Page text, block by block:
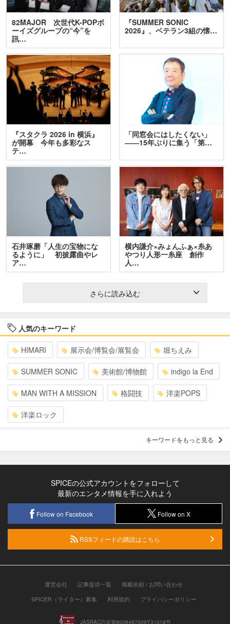
82MAJOR 次世代K-POPボ
ーイズグループの“今”を
訊…
『SUMMER SONIC
2026』、ベテラン3組の懐…
『スタクラ 2026 in 横浜』
が開幕 今年も多彩なス
テ…
「同窓会にはしたくない」
――15年ぶりに集う「第…
石井琢磨「人生の宝物にな
るように」 初披露曲やレ
ア…
横内謙介×みょんふぁ×糸あ
やつり人形一糸座 創作
人…
さらに読み込む
人気のキーワード
HIMARI 展示会/博覧会/展覧会 堀ちえみ
SUMMER SONIC 美術館/博物館 indigo la End
MAN WITH A MISSION 格闘技 洋楽POPS
洋楽ロック
キーワードをもっと見る
SPICEの公式アカウントをフォローして
最新のエンタメ情報を手に入れよう
Follow on Facebook Follow on X
RSSフィードの購読はこちら
運営会社 記事提供一覧
掲載依頼 / お問い合わせ
SPICER（ライター）募集
利用規約 プライバシーポリシー
JASRAC許諾第9008487009Y31018号